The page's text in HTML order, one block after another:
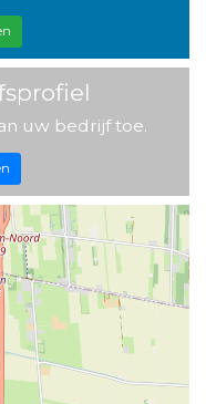
uw bedrijf toe.